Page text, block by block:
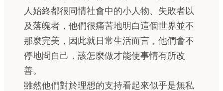
人始終都很同情社會中的小人物、失敗者以
及落魄者，他們很痛苦地明白這個世界並不
那麼完美，因此就日常生活而言，他們會不
停地問自己，該怎麼做才能使事情有所改
善。
雖然他們對於理想的支持看起來似乎是無私